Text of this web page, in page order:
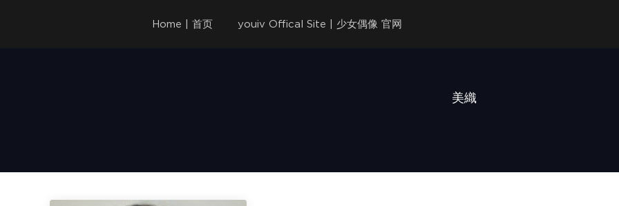
Home | 首页 youiv Offical Site | 少女偶像 官网
美織